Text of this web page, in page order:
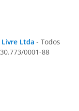
Ltda - Todos
0001-88